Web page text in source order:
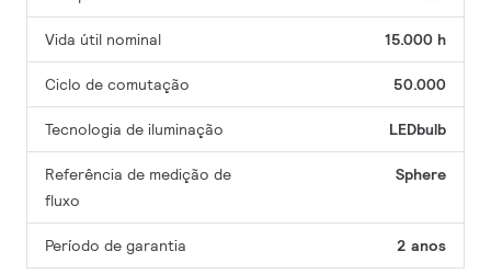
Vida útil nominal 15.000 h
Ciclo de comutação 50.000
Tecnologia de iluminação LEDbulb
Referência de medição de
fluxo
Sphere
Período de garantia 2 anos